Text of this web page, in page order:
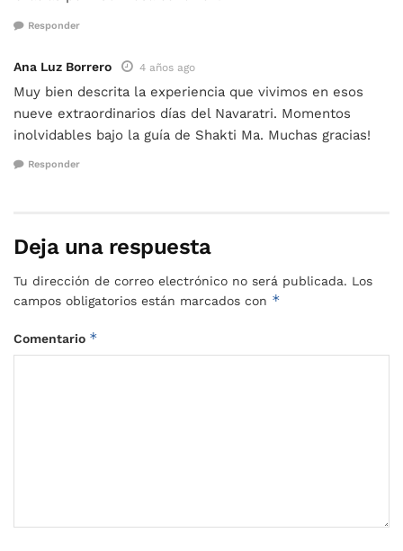
Responder
Ana Luz Borrero 4 años ago
Muy bien descrita la experiencia que vivimos en esos
nueve extraordinarios días del Navaratri. Momentos
inolvidables bajo la guía de Shakti Ma. Muchas gracias!
Responder
Deja una respuesta
Tu dirección de correo electrónico no será publicada. Los
campos obligatorios están marcados con *
Comentario *